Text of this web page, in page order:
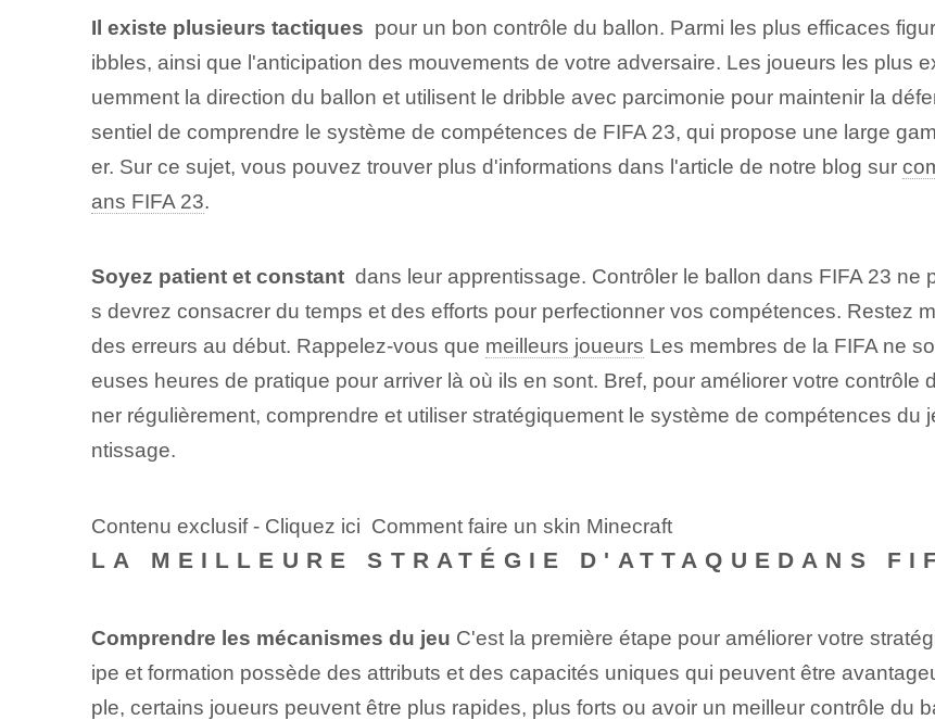
Il existe plusieurs tactiques
pour un bon ⁢contrôle ⁣du ballon. Parmi les plus efficaces
ibbles, ainsi que l'anticipation des mouvements de votre adversaire. Les joueurs les plus
uemment la direction du ballon et utilisent le dribble avec parcimonie pour maintenir la
sentiel de comprendre le système de compétences de FIFA 23, qui propose une large
er. Sur ce sujet, vous pouvez trouver plus d'informations dans l'article de notre blog sur
ans FIFA 23.
Soyez patient et constant dans leur apprentissage. Contrôler le ballon dans FIFA 23⁢ ne
s devrez consacrer du temps et des efforts pour perfectionner vos compétences. Restez
des erreurs au début. Rappelez-vous que meilleurs joueurs Les membres de la FIFA ne
euses heures de pratique pour arriver là où ils en sont. Bref, pour‌ améliorer votre contrôle⁤
ner régulièrement, comprendre et utiliser stratégiquement le système de compétences du
ntissage.
Contenu exclusif - Cliquez ici Comment faire un skin Minecraft
LA MEILLEURE STRATÉGIE D'ATTAQUE‍DANS
Comprendre les mécanismes du jeu C'est la première ‌étape pour améliorer votre
ipe et formation possède des attributs et des capacités uniques qui peuvent être
ple, certains joueurs peuvent être plus rapides, plus forts ou avoir un meilleur contrôle du